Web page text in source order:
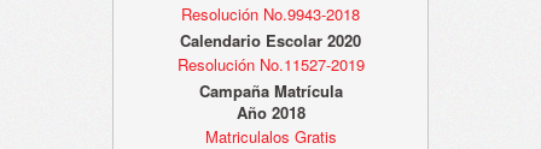
Resolución No.9943-2018
Calendario Escolar 2020
Resolución No.11527-2019
Campaña Matrícula
Año 2018
Matriculalos Gratis